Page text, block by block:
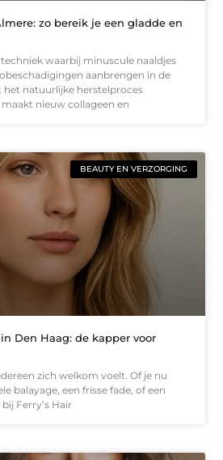
zo bereik je een gladde en
waarbij minuscule naaldjes
aanbrengen in de
natuurlijke herstelproces
nieuw collageen en
BEAUTY EN VERZORGING
in Den Haag: de kapper voor
zich welkom voelt. Of je nu
balayage, een frisse fade, of een
Ferry’s Hair